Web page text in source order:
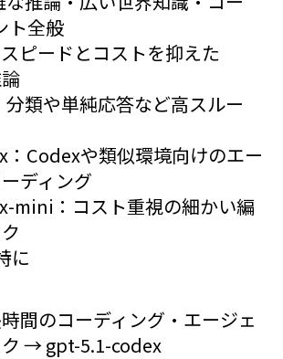
ト全般
ピードとコストを抑えた
類や単純応答など高スルー
Codexや類似環境向けのエー
ディング
mini：コスト重視の細かい編
に
間のコーディング・エージェ
ク → gpt-5.1-codex